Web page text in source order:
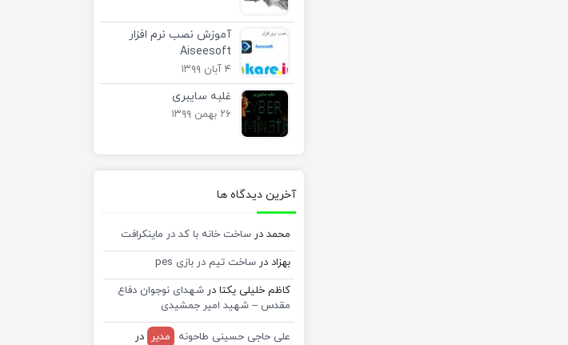
آموزش نصب نرم افزار
Aiseesoft
۴ آبان ۱۳۹۹
غلبه سایبری
۲۶ بهمن ۱۳۹۹
آخرین دیدگاه ها
محمد درساخت خانه با کد در ماینکرافت
بهزاد درساخت تیم در بازی pes
کاظم خلیلی یکتا درشهدای نوجوان دفاع
مقدس – شهید امیر جمشیدی
علی حاجی حسینی طاحونه مدیر
در